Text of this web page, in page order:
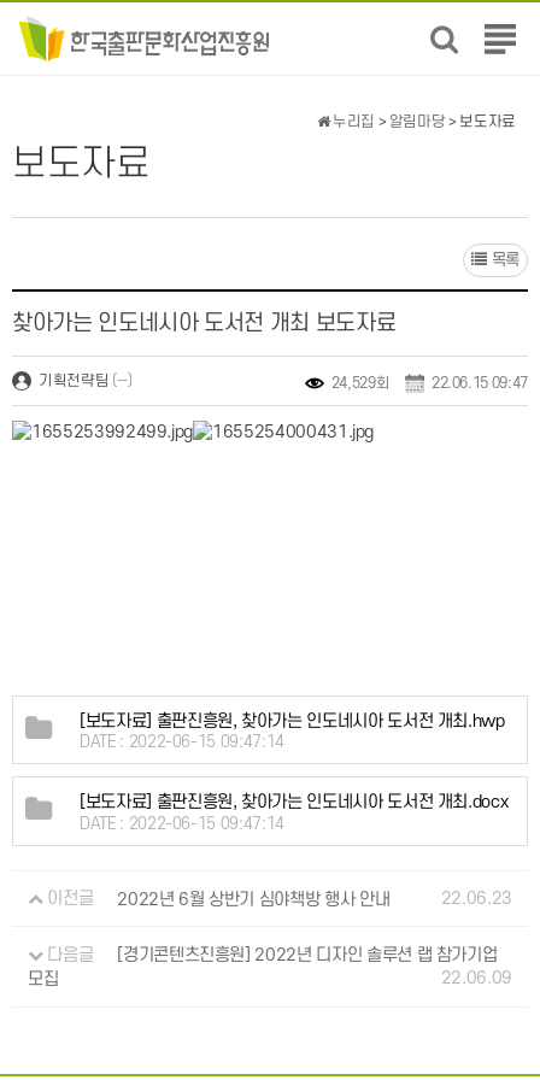
전
뉴
보도자료
누리집 > 알림마당 > 보도자료
목록
찾아가는 인도네시아 도서전 개최 보도자료
기획전략팀 (--) 24,529회 22.06.15 09:47
[보도자료] 출판진흥원, 찾아가는 인도네시아 도서전 개최.hwp
DATE : 2022-06-15 09:47:14
[보도자료] 출판진흥원, 찾아가는 인도네시아 도서전 개최.docx
DATE : 2022-06-15 09:47:14
이전글 2022년 6월 상반기 심야책방 행사 안내 22.06.23
다음글
[경기콘텐츠진흥원] 2022년 디자인 솔루션 랩 참가기업
모집
22.06.09